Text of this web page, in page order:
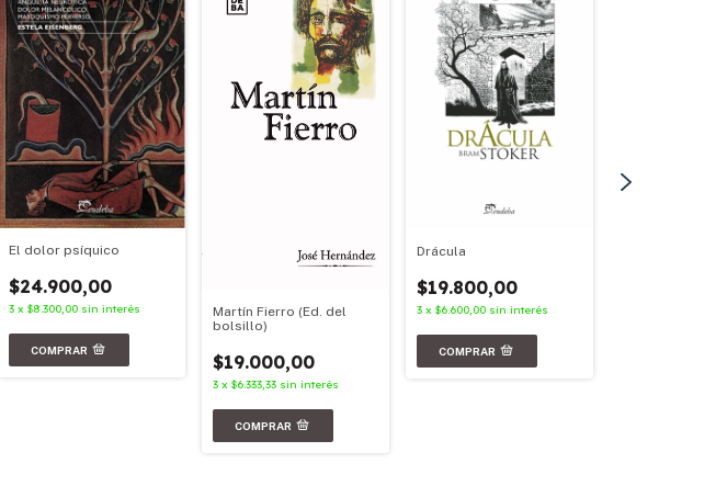
El dolor psíquico
$24.900,00
3 x $8.300,00 sin interés
Martín Fierro (Ed. del
bolsillo)
$19.000,00
3 x $6.333,33 sin interés
Drácula
$19.800,00
3 x $6.600,00 sin interés